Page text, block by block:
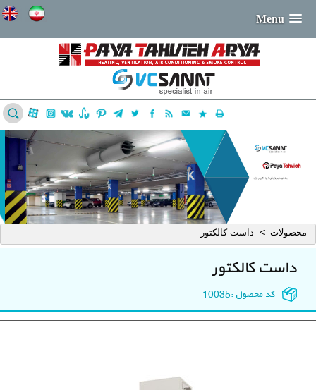
Menu
محصولات > داست-کالکتور
داست کالکتور
کد محصول :10035